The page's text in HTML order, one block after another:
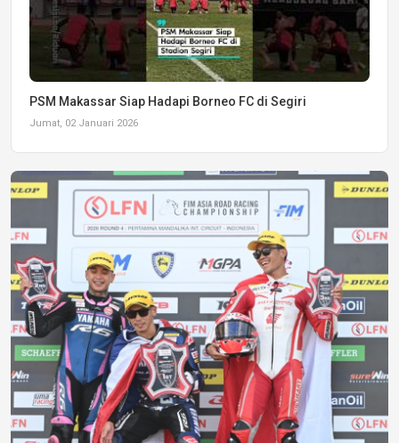
PSM Makassar Siap Hadapi Borneo FC di Segiri
Jumat, 02 Januari 2026